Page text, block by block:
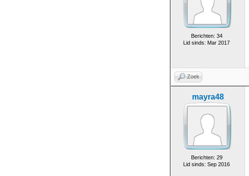
Berichten: 34
Lid sinds: Mar 2017
Zoek
mayra48
Berichten: 29
Lid sinds: Sep 2016